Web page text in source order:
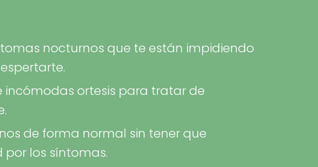
nocturnos que te están impidiendo
incómodas ortesis para tratar de
de forma normal sin tener que
los síntomas.